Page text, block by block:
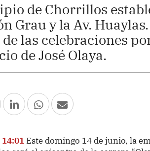
de Chorrillos
Grau y la Av.
las celebraciones
de José Olaya.
Este domingo 14 de junio, la